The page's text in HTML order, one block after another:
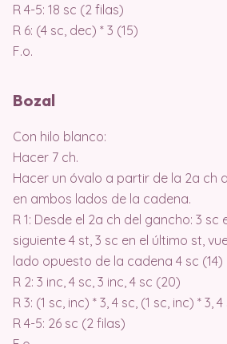
R 4-5: 18 sc (2 filas)
R 6: (4 sc, dec) * 3 (15)
F.o.
Bozal
Con hilo blanco:
Hacer 7 ch.
Hacer un óvalo a partir de la 2a ch
en ambos lados de la cadena.
R 1: Desde el 2a ch del gancho: 3 sc
siguiente 4 st, 3 sc en el último st,
lado opuesto de la cadena 4 sc (14)
R 2: 3 inc, 4 sc, 3 inc, 4 sc (20)
R 3: (1 sc, inc) * 3, 4 sc, (1 sc, inc) * 3,
R 4-5: 26 sc (2 filas)